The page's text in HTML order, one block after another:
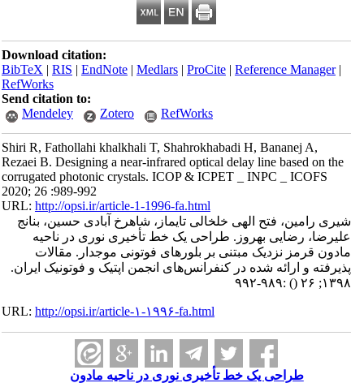
Download citation:
BibTeX|RIS|EndNote|Medlars|ProCite|Reference Manager
RefWorks
Send citation to:
Mendeley
Zotero RefWorks
Shiri R, Fathollahi khalkhali T, Shahrokhabadi H, Bananej A,
Rezaei B. Designing a near-infrared optical delay line based on the
corrugated photonic crystals. ICOP & ICPET _ INPC _ ICOFS
2020; 26 :989-992
URL:http://opsi.ir/article-1-1996-fa.html
شیری رامین، فتح الهی خلخالی تایماز، شاهرخ آبادی حسین، بنانج
علیرضا، رضایی بهروز. طراحی یک خط تأخیری نوری در ناحیه
مادون قرمز نزدیک مبتنی بر بلورهای فوتونی موجدار. مقالات
پذیرفته و ارائه شده در کنفرانس‌های انجمن اپتیک و فوتونیک ایران.
۱۳۹۸; ۲۶
() :۹۸۹-۹۹۲
URL:http://opsi.ir/article-۱-۱۹۹۶-fa.html
طراحی یک خط تأخیری نوری در ناحیه مادون